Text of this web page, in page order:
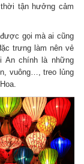
tận hưởng cảm
gọi mà ai cũng
trưng làm nên vẻ
An chính là những
vuông…, treo lủng